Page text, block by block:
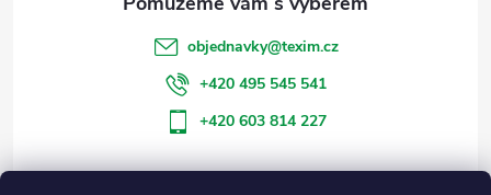
objednavky@texim.cz
+420 495 545 541
+420 603 814 227